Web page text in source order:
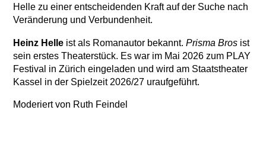
Helle zu einer entscheidenden Kraft auf der Suche nach
Veränderung und Verbundenheit.
Heinz Helleist als Romanautor bekannt. Prisma Brosist
sein erstes Theaterstück. Es war im Mai 2026 zum PLAY
Festival in Zürich eingeladen und wird am Staatstheater
Kassel in der Spielzeit 2026/27 uraufgeführt.
Moderiert von Ruth Feindel